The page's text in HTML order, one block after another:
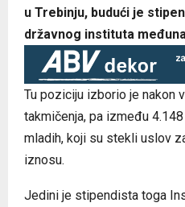
u Trebinju, budući je
državnog instituta
Tu poziciju izborio je nakon
takmičenja, pa između
mladih, koji su stekli uslov
iznosu.
Јedini je stipendista toga